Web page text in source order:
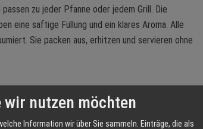
passen zu jeder Pfanne oder jedem Grill. Die
eine saftige Füllung und ein klares Aroma. Alle
Sie packen aus, erhitzen und servieren ohne
nutzen möchten
Information wir über Sie sammeln. Einträge, die als